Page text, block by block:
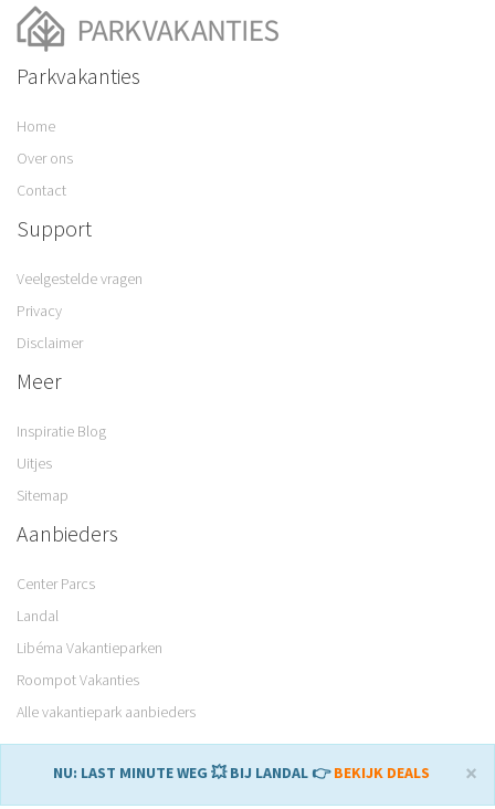
Parkvakanties
Home
Over ons
Contact
Support
Veelgestelde vragen
Privacy
Disclaimer
Meer
Inspiratie Blog
Uitjes
Sitemap
Aanbieders
Center Parcs
Landal
Libéma Vakantieparken
Roompot Vakanties
Alle vakantiepark aanbieders
© 2008 – 2026 Parkvakanties. Gemaakt met♥in Sneek.
×
NU: LAST MINUTE WEG 💥 BIJ LANDAL 👉BEKIJK DEALS